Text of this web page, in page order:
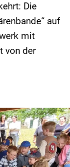
Die
auf
mit
von der